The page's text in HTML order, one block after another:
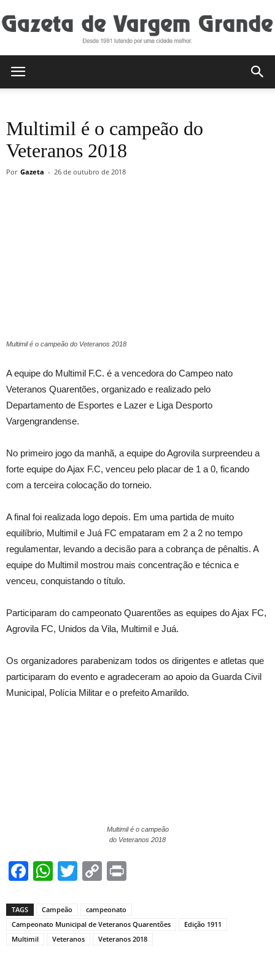
de
Multimil é o campeão do
Veteranos 2018
Por Gazeta - 26 de outubro de 2018
Multimil é o campeão do Veteranos 2018
A equipe do Multimil F.C. é a vencedora do Campeo nato
Veteranos Quarentões, organizado e realizado pelo
Departamento de Esportes e Lazer e Liga Desporto
Vargengrandense.
No primeiro jogo da manhã, a equipe do Agrovila surpreendeu a
forte equipe do Ajax F.C, venceu pelo placar de 1 a 0, ficando
com a terceira colocação do torneio.
A final foi realizada logo depois. Em uma partida de muito
equilíbrio, Multimil e Juá FC empataram em 2 a 2 no tempo
regulamentar, levando a decisão para a cobrança de pênaltis. A
equipe do Multimil mostrou mais concentração e técnica e
venceu, conquistando o título.
Participaram do campeonato Quarentões as equipes do Ajax FC,
Agrovila FC, Unidos da Vila, Multimil e Juá.
Os organizadores parabenizam todos os dirigentes e atletas que
participaram do evento e agradeceram ao apoio da Guarda Civil
Municipal, Polícia Militar e o prefeito Amarildo.
Multimil é o campeão
do Veteranos 2018
Facebook
WhatsApp
TwitterCopy
TAGS Campeão
campeonato
Campeonato Municipal de Veteranos Quarentões
Edição 1911
Multimil
Veteranos Veteranos 2018